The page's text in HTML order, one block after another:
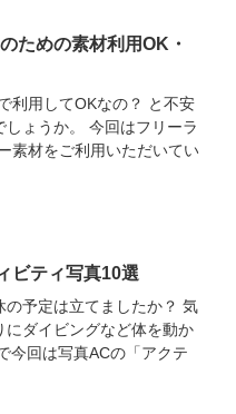
ための素材利用OK・
利用してOKなの？ と不安
ょうか。 今回はフリーラ
素材をご利用いただいてい
ビティ写真10選
予定は立てましたか？ 気
ダイビングなど体を動か
今回は写真ACの「アクテ